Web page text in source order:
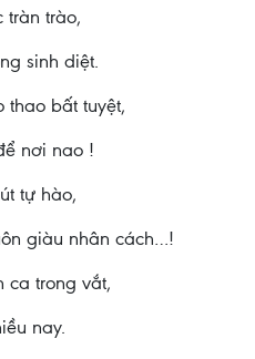
tràn trào,
sinh diệt.
thao bất tuyệt,
nơi nao !
tự hào,
giàu nhân cách…!
ca trong vắt,
nay.